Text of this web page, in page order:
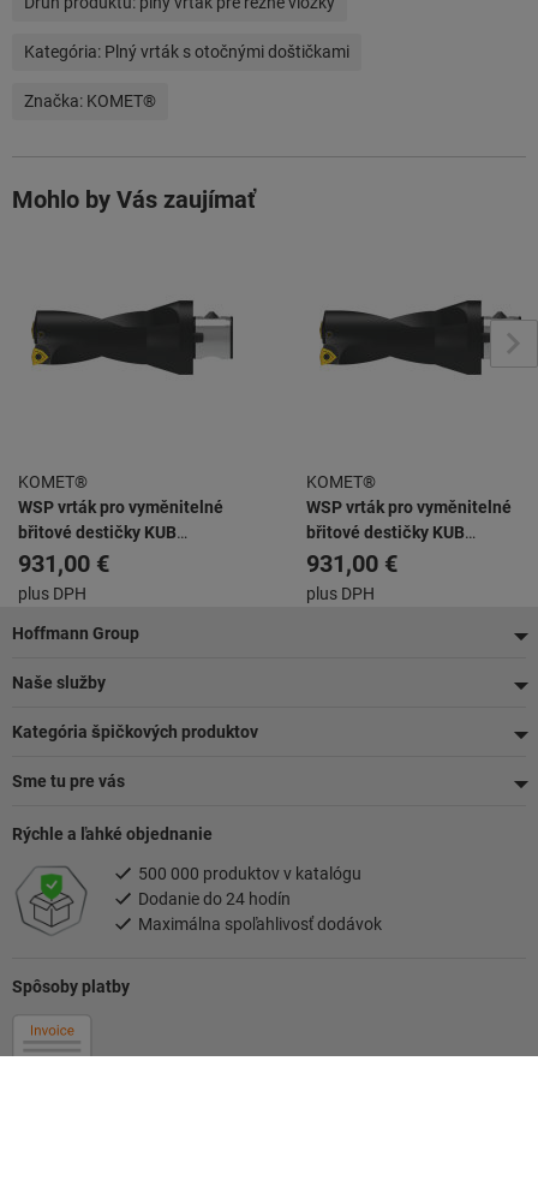
Kategória: Plný vrták s otočnými doštičkami
Značka: KOMET®
Mohlo by Vás zaujímať
KOMET®
WSP vrták pro vyměnitelné
břitové destičky KUB
ABS63/W2942/46/92/R
931,00 €
plus DPH
KOMET®
WSP vrták pro vyměnitelné
břitové destičky KUB
ABS63/W2942/52/104/R
931,00 €
plus DPH
Pätička
Hoffmann Group
Naše služby
Kategória špičkových produktov
Sme tu pre vás
Spôsoby platby
Rýchle a ľahké objednanie
500 000 produktov v katalógu
Dodanie do 24 hodín
Maximálna spoľahlivosť dodávok